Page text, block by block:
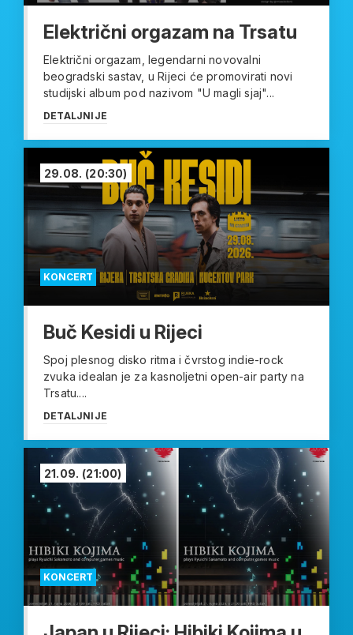
Električni orgazam na Trsatu
Električni orgazam, legendarni novovalni
beogradski sastav, u Rijeci će promovirati novi
studijski album pod nazivom "U magli sjaj"...
DETALJNIJE
KONCERT
29.08. (20:30)
Buč Kesidi u Rijeci
Spoj plesnog disko ritma i čvrstog indie-rock
zvuka idealan je za kasnoljetni open-air party na
Trsatu....
DETALJNIJE
KONCERT
21.09. (21:00)